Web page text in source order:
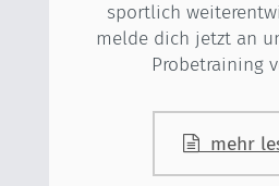
sportlich
melde dich jetzt an
Probetraining
mehr